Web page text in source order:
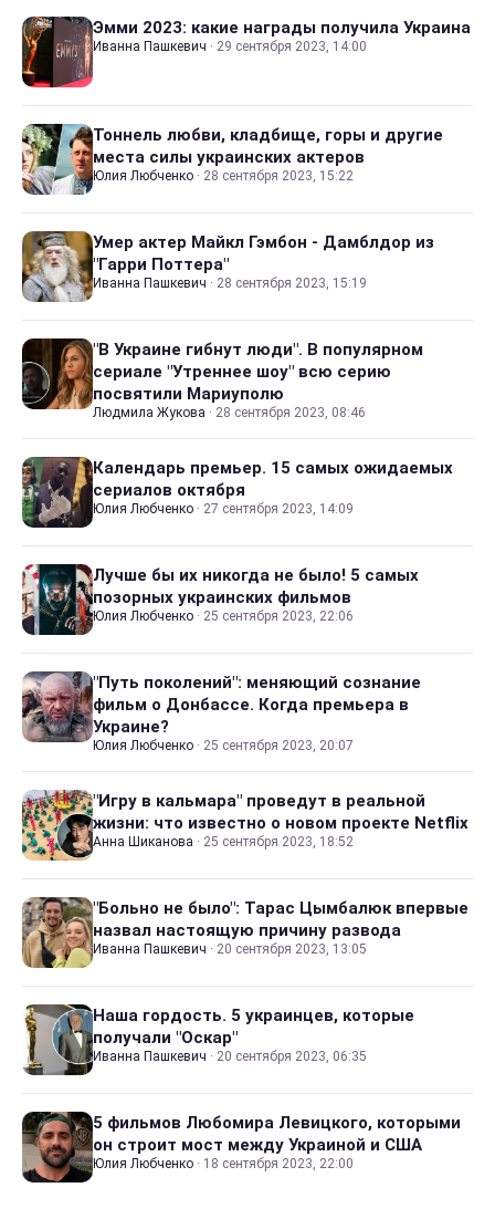
Эмми 2023: какие награды получила Украина
Иванна Пашкевич · 29 сентября 2023, 14:00
Тоннель любви, кладбище, горы и другие
места силы украинских актеров
Юлия Любченко · 28 сентября 2023, 15:22
Умер актер Майкл Гэмбон - Дамблдор из
"Гарри Поттера"
Иванна Пашкевич · 28 сентября 2023, 15:19
"В Украине гибнут люди". В популярном
сериале "Утреннее шоу" всю серию
посвятили Мариуполю
Людмила Жукова · 28 сентября 2023, 08:46
Календарь премьер. 15 самых ожидаемых
сериалов октября
Юлия Любченко · 27 сентября 2023, 14:09
Лучше бы их никогда не было! 5 самых
позорных украинских фильмов
Юлия Любченко · 25 сентября 2023, 22:06
"Путь поколений": меняющий сознание
фильм о Донбассе. Когда премьера в
Украине?
Юлия Любченко · 25 сентября 2023, 20:07
"Игру в кальмара" проведут в реальной
жизни: что известно о новом проекте Netflix
Анна Шиканова · 25 сентября 2023, 18:52
"Больно не было": Тарас Цымбалюк впервые
назвал настоящую причину развода
Иванна Пашкевич · 20 сентября 2023, 13:05
Наша гордость. 5 украинцев, которые
получали "Оскар"
Иванна Пашкевич · 20 сентября 2023, 06:35
5 фильмов Любомира Левицкого, которыми
он строит мост между Украиной и США
Юлия Любченко · 18 сентября 2023, 22:00